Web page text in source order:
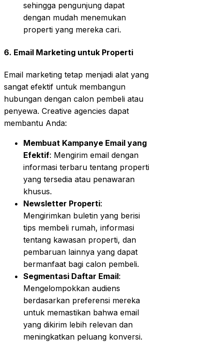
sehingga pengunjung dapat
dengan mudah menemukan
properti yang mereka cari.
6. Email Marketing untuk Properti
Email marketing tetap menjadi alat yang
sangat efektif untuk membangun
hubungan dengan calon pembeli atau
penyewa. Creative agencies dapat
membantu Anda:
Membuat Kampanye Email yang
Efektif: Mengirim email dengan
informasi terbaru tentang properti
yang tersedia atau penawaran
khusus.
Newsletter Properti:
Mengirimkan buletin yang berisi
tips membeli rumah, informasi
tentang kawasan properti, dan
pembaruan lainnya yang dapat
bermanfaat bagi calon pembeli.
Segmentasi Daftar Email:
Mengelompokkan audiens
berdasarkan preferensi mereka
untuk memastikan bahwa email
yang dikirim lebih relevan dan
meningkatkan peluang konversi.